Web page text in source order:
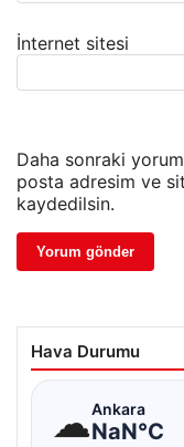
İnternet sitesi
Daha sonraki
posta adresim ve
kaydedilsin.
Hava Durumu
☁Ankara
NaN°C